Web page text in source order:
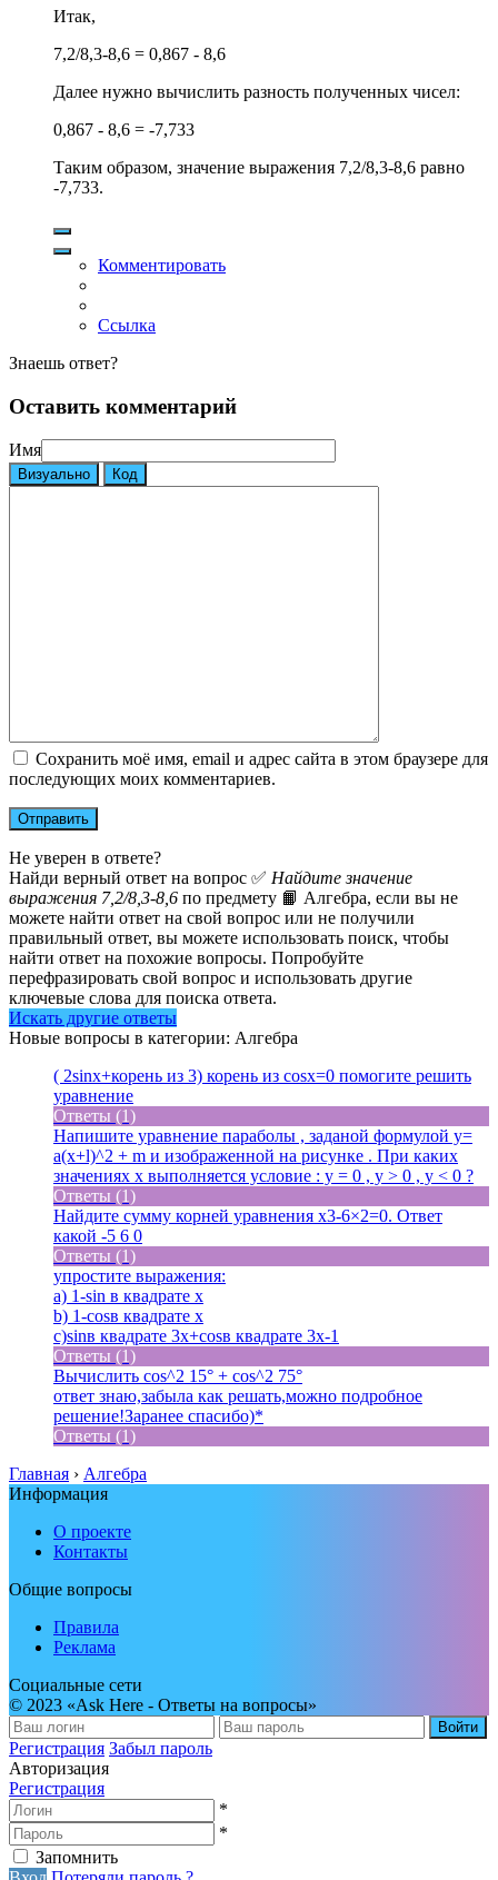
Итак,
7,2/8,3-8,6 = 0,867 - 8,6
Далее нужно вычислить разность полученных чисел:
0,867 - 8,6 = -7,733
Таким образом, значение выражения 7,2/8,3-8,6 равно
-7,733.
Комментировать
Ссылка
Знаешь ответ?
Оставить комментарий
Имя
Визуально Код
Сохранить моё имя, email и адрес сайта в этом браузере для
последующих моих комментариев.
Не уверен в ответе?
Найди верный ответ на вопрос ✅ Найдите значение
выражения 7,2/8,3-8,6 по предмету 📙 Алгебра, если вы не
можете найти ответ на свой вопрос или не получили
правильный ответ, вы можете использовать поиск, чтобы
найти ответ на похожие вопросы. Попробуйте
перефразировать свой вопрос и использовать другие
ключевые слова для поиска ответа.
Искать другие ответы
Новые вопросы в категории: Алгебра
( 2sinx+корень из 3) корень из cosx=0 помогите решить
уравнение
Ответы (1)
Напишите уравнение параболы , заданой формулой y=
a(x+l)^2 + m и изображенной на рисунке . При каких
значениях x выполняется условие : y = 0 , y > 0 , y < 0 ?
Ответы (1)
Найдите сумму корней уравнения x3-6×2=0. Ответ
какой -5 6 0
Ответы (1)
упростите выражения:
a) 1-sin в квадрате x
b) 1-cosв квадрате x
c)sinв квадрате 3x+cosв квадрате 3x-1
Ответы (1)
Вычислить cos^2 15° + cos^2 75°
ответ знаю,забыла как решать,можно подробное
решение!Заранее спасибо)*
Ответы (1)
Главная › Алгебра
Информация
О проекте
Контакты
Общие вопросы
Правила
Реклама
Социальные сети
© 2023 «Ask Here - Ответы на вопросы»
Войти
Регистрация Забыл пароль
Авторизация
Регистрация
*
*
Запомнить